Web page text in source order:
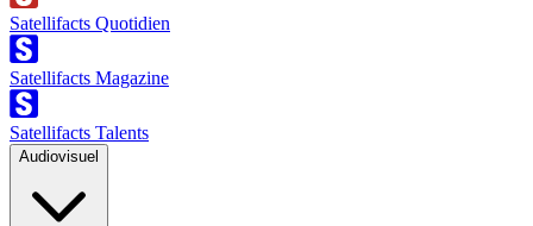
Satellifacts Quotidien
Satellifacts Magazine
Satellifacts Talents
Audiovisuel